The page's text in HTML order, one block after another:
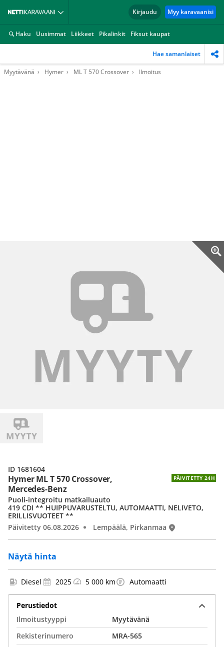
Kirjaudu Myy karavaanisi
Haku Uusimmat Liikkeet Pikalinkit Fiksut kaupat
Hae samanlaiset
Myytävänä Hymer ML T 570 Crossover Ilmoitus
Hymer ML T 570 Crossover,
Mercedes-Benz
PÄIVITETTY 24H
Näytä hinta
Puoli-integroitu matkailuauto
419 CDI ** HUIPPUVARUSTELTU, AUTOMAATTI, NELIVETO,
ERILLISVUOTEET **
Päivitetty 06.08.2026
Lempäälä, Pirkanmaa
ID 1681604
Diesel 2025 5 000 km Automaatti
Perustiedot
Ilmoitustyyppi
Myytävänä
Rekisterinumero
MRA-565